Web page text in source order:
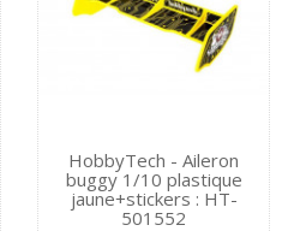
HobbyTech - Aileron
buggy 1/10 plastique
jaune+stickers : HT-
501552